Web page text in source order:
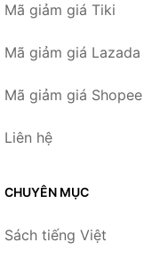
Mã giảm giá Tiki
Mã giảm giá Lazada
Mã giảm giá Shopee
Liên hệ
CHUYÊN MỤC
Sách tiếng Việt